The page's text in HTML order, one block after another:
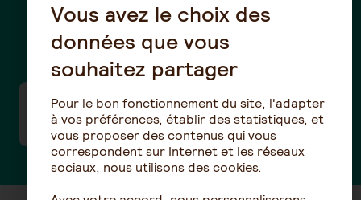
Des questions ?
Pourquoi ma cotisation retraite
supplémentaire augmente chaque année ?
Vous avez le choix des
données que vous
souhaitez partager
Pour le bon fonctionnement du site, l'adapter
à vos préférences, établir des statistiques, et
vous proposer des contenus qui vous
correspondent sur Internet et les réseaux
sociaux, nous utilisons des cookies.